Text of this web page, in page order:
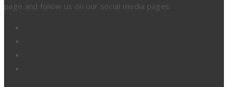
page and follow us on our social media pages.